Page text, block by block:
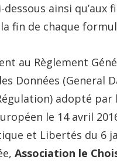
ainsi qu’aux
fin de chaque
au Règlement
Données (General
adopté par
le 14 avril
et Libertés du 6
Association le